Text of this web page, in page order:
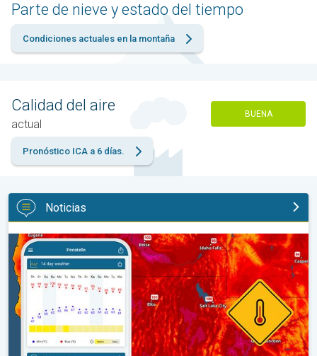
Parte de nieve y estado del tiempo
Condiciones actuales en la montaña
Calidad del aire
actual
BUENA
Pronóstico ICA a 6 días.
Noticias
Salto de 50 grados Fahrenheit. Extremos en el Noroeste. . .